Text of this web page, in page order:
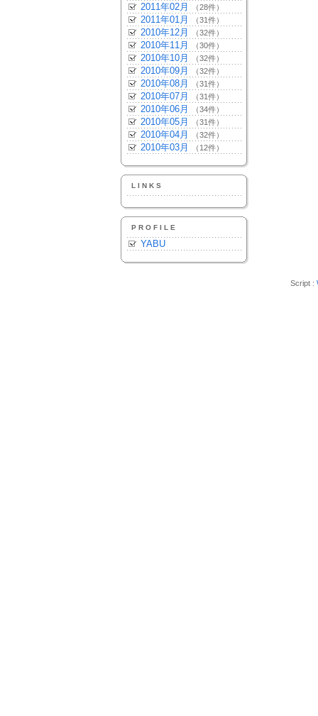
2011年02月 （28件）
2011年01月 （31件）
2010年12月 （32件）
2010年11月 （30件）
2010年10月 （32件）
2010年09月 （32件）
2010年08月 （31件）
2010年07月 （31件）
2010年06月 （34件）
2010年05月 （31件）
2010年04月 （32件）
2010年03月 （12件）
LINKS
PROFILE
YABU
Script :